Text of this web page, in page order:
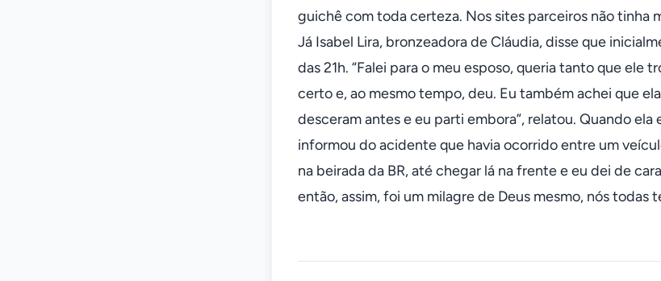
guichê com toda certeza. Nos sites parceiros não tinha
Já Isabel Lira, bronzeadora de Cláudia, disse que
das 21h. “Falei para o meu esposo, queria tanto que ele
certo e, ao mesmo tempo, deu. Eu também achei que
desceram antes e eu parti embora”, relatou. Quando
informou do acidente que havia ocorrido entre um
na beirada da BR, até chegar lá na frente e eu dei de
então, assim, foi um milagre de Deus mesmo, nós todas